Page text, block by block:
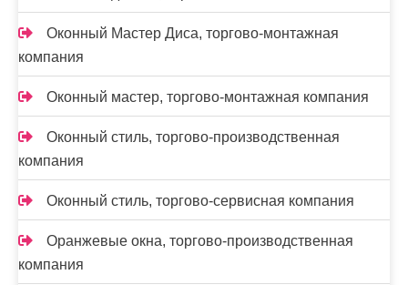
Оконный Мастер Диса, торгово-монтажная
компания
Оконный мастер, торгово-монтажная компания
Оконный стиль, торгово-производственная
компания
Оконный стиль, торгово-сервисная компания
Оранжевые окна, торгово-производственная
компания